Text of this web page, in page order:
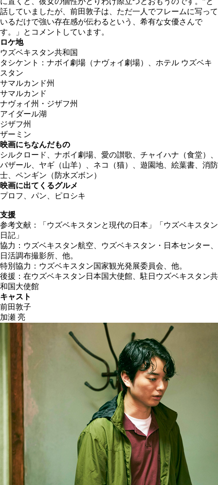
話していましたが、前田敦子は、ただ一人でフレームに写って
いるだけで強い存在感が伝わるという、希有な女優さんで
す。」とコメントしています。
ロケ地
ウズベキスタン共和国
タシケント：ナボイ劇場（ナヴォイ劇場）、ホテル ウズベキ
スタン
サマルカンド州
サマルカンド
ナヴォイ州・ジザフ州
アイダール湖
ジザフ州
ザーミン
映画にちなんだもの
シルクロード、ナボイ劇場、愛の讃歌、チャイハナ（食堂）、
バザール、ヤギ（山羊）、ネコ（猫）、遊園地、絵葉書、消防
士、ペンギン（防水ズボン）
映画に出てくるグルメ
プロフ、パン、ピロシキ
支援
参考文献：「ウズベキスタンと現代の日本」「ウズベキスタン
日記」
協力：ウズベキスタン航空、ウズベキスタン・日本センター、
日活調布撮影所、他。
特別協力：ウズベキスタン国家観光発展委員会、他。
後援：在ウズベキスタン日本国大使館、駐日ウズベキスタン共
和国大使館
キャスト
前田敦子
加瀬 亮